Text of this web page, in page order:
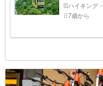
ハイキング
7歳から